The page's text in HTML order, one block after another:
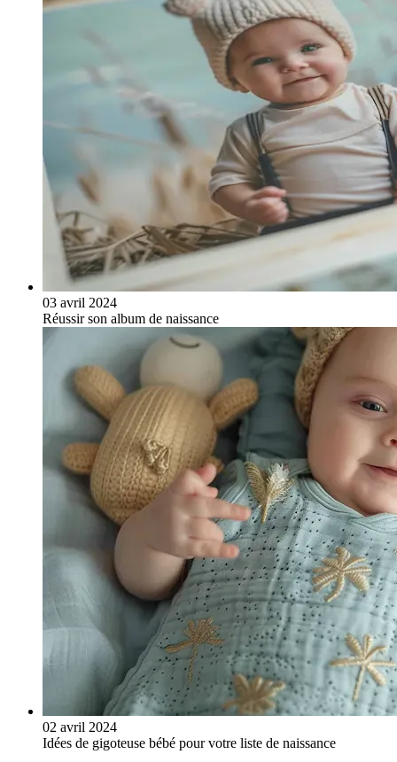
03 avril 2024
Réussir son album de naissance
02 avril 2024
Idées de gigoteuse bébé pour votre liste de naissance